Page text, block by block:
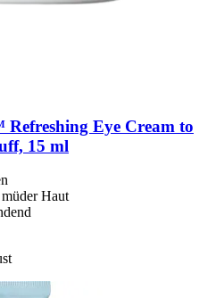
Eye Cream to
15 ml
Haut